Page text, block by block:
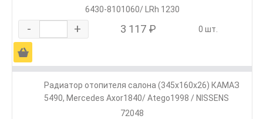
6430-8101060/ LRh 1230
- + 3 117 ₽ 0 шт.
Ä
Радиатор отопителя салона (345x160x26) КАМАЗ
5490, Mercedes Axor1840/ Atego1998 / NISSENS
72048